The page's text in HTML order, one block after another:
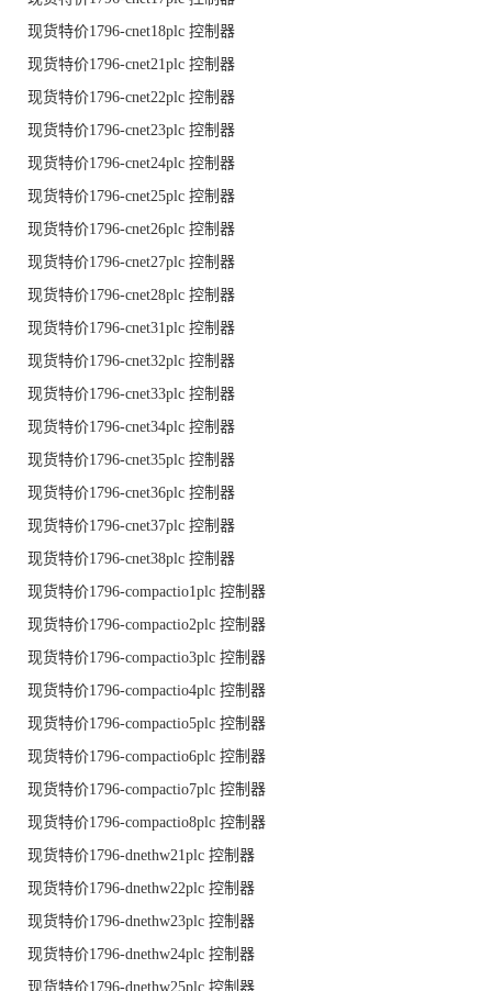
现货特价1796-cnet18plc 控制器
现货特价1796-cnet21plc 控制器
现货特价1796-cnet22plc 控制器
现货特价1796-cnet23plc 控制器
现货特价1796-cnet24plc 控制器
现货特价1796-cnet25plc 控制器
现货特价1796-cnet26plc 控制器
现货特价1796-cnet27plc 控制器
现货特价1796-cnet28plc 控制器
现货特价1796-cnet31plc 控制器
现货特价1796-cnet32plc 控制器
现货特价1796-cnet33plc 控制器
现货特价1796-cnet34plc 控制器
现货特价1796-cnet35plc 控制器
现货特价1796-cnet36plc 控制器
现货特价1796-cnet37plc 控制器
现货特价1796-cnet38plc 控制器
现货特价1796-compactio1plc 控制器
现货特价1796-compactio2plc 控制器
现货特价1796-compactio3plc 控制器
现货特价1796-compactio4plc 控制器
现货特价1796-compactio5plc 控制器
现货特价1796-compactio6plc 控制器
现货特价1796-compactio7plc 控制器
现货特价1796-compactio8plc 控制器
现货特价1796-dnethw21plc 控制器
现货特价1796-dnethw22plc 控制器
现货特价1796-dnethw23plc 控制器
现货特价1796-dnethw24plc 控制器
现货特价1796-dnethw25plc 控制器